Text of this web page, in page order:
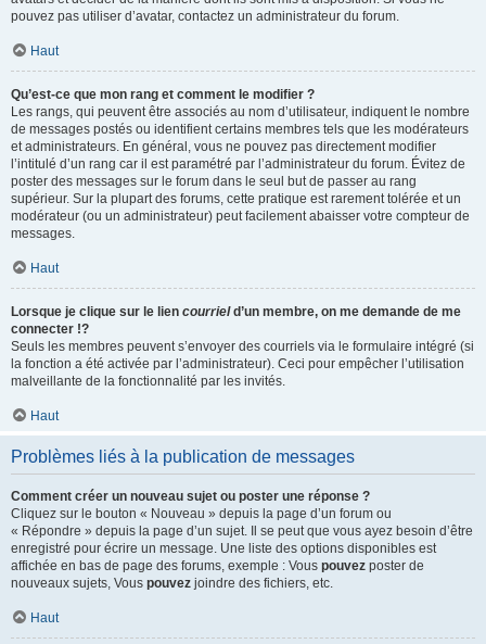
pouvez pas utiliser d’avatar, contactez un administrateur du forum.
Haut
Qu’est-ce que mon rang et comment le modifier ?
Les rangs, qui peuvent être associés au nom d’utilisateur, indiquent le nombre
de messages postés ou identifient certains membres tels que les modérateurs
et administrateurs. En général, vous ne pouvez pas directement modifier
l’intitulé d’un rang car il est paramétré par l’administrateur du forum. Évitez de
poster des messages sur le forum dans le seul but de passer au rang
supérieur. Sur la plupart des forums, cette pratique est rarement tolérée et un
modérateur (ou un administrateur) peut facilement abaisser votre compteur de
messages.
Haut
Lorsque je clique sur le lien courrield’un membre, on me demande de me
connecter !?
Seuls les membres peuvent s’envoyer des courriels via le formulaire intégré (si
la fonction a été activée par l’administrateur). Ceci pour empêcher l’utilisation
malveillante de la fonctionnalité par les invités.
Haut
Problèmes liés à la publication de messages
Comment créer un nouveau sujet ou poster une réponse ?
Cliquez sur le bouton « Nouveau » depuis la page d’un forum ou
« Répondre » depuis la page d’un sujet. Il se peut que vous ayez besoin d’être
enregistré pour écrire un message. Une liste des options disponibles est
affichée en bas de page des forums, exemple : Vous pouvez poster de
nouveaux sujets, Vous pouvez joindre des fichiers, etc.
Haut